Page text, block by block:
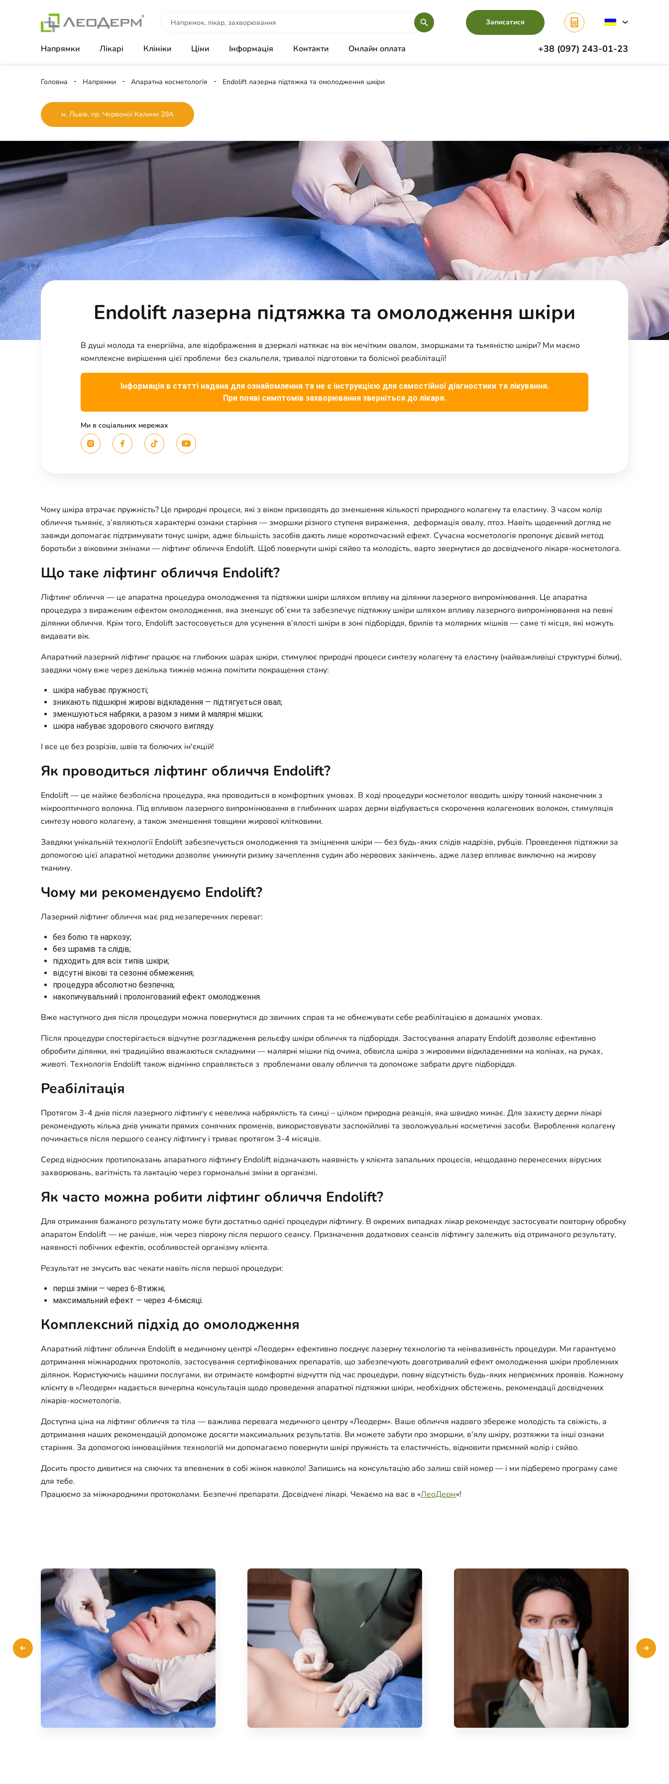
Записатися
Напрямки Лікарі Клініки Ціни Інформація Контакти Онлайн оплата +38 (097) 243-01-23
Головна Напрямки Апаратна косметологія Endolift лазерна підтяжка та омолодження шкіри
м. Львів, пр. Червоної Калини 29А
Endolift лазерна підтяжка та омолодження шкіри
В душі молода та енергійна, але відображення в дзеркалі натякає на вік нечітким овалом, зморшками та тьмяністю шкіри? Ми маємо
комплексне вирішення цієї проблеми без скальпеля, тривалої підготовки та болісної реабілітації!
Інформація в статті надана для ознайомлення та не є інструкцією для самостійної діагностики та лікування.
При появі симптомів захворювання зверніться до лікаря.
Ми в соціальних мережах
Чому шкіра втрачає пружність? Це природні процеси, які з віком призводять до зменшення кількості природного колагену та еластину. З часом колір
обличчя тьмяніє, з’являються характерні ознаки старіння — зморшки різного ступеня вираження, деформація овалу, птоз. Навіть щоденний догляд не
завжди допомагає підтримувати тонус шкіри, адже більшість засобів дають лише короткочасний ефект. Сучасна косметологія пропонує дієвий метод
боротьби з віковими змінами — ліфтинг обличчя Endolift. Щоб повернути шкірі сяйво та молодість, варто звернутися до досвідченого лікаря-косметолога.
Що таке ліфтинг обличчя Endolift?
Ліфтинг обличчя — це апаратна процедура омолодження та підтяжки шкіри шляхом впливу на ділянки лазерного випромінювання. Це апаратна
процедура з вираженим ефектом омолодження, яка зменшує обʼєми та забезпечує підтяжку шкіри шляхом впливу лазерного випромінювання на певні
ділянки обличчя. Крім того, Endolift застосовується для усунення в’ялості шкіри в зоні підборіддя, брилів та молярних мішків — саме ті місця, які можуть
видавати вік.
Апаратний лазерний ліфтинг працює на глибоких шарах шкіри, стимулює природні процеси синтезу колагену та еластину (найважливіші структурні білки),
завдяки чому вже через декілька тижнів можна помітити покращення стану:
шкіра набуває пружності;
зникають підшкірні жирові відкладення — підтягується овал;
зменшуються набряки, а разом з ними й малярні мішки;
шкіра набуває здорового сяючого вигляду.
І все це без розрізів, швів та болючих ін'єкцій!
Як проводиться ліфтинг обличчя Endolift?
Endolift — це майже безболісна процедура, яка проводиться в комфортних умовах. В ході процедури косметолог вводить шкіру тонкий наконечник з
мікрооптичного волокна. Під впливом лазерного випромінювання в глибинних шарах дерми відбувається скорочення колагенових волокон, стимуляція
синтезу нового колагену, а також зменшення товщини жирової клітковини.
Завдяки унікальній технології Endolift забезпечується омолодження та зміцнення шкіри — без будь-яких слідів надрізів, рубців. Проведення підтяжки за
допомогою цієї апаратної методики дозволяє уникнути ризику зачеплення судин або нервових закінчень, адже лазер впливає виключно на жирову
тканину.
Чому ми рекомендуємо Endolift?
Лазерний ліфтинг обличчя має ряд незаперечних переваг:
без болю та наркозу;
без шрамів та слідів;
підходить для всіх типів шкіри;
відсутні вікові та сезонні обмеження;
процедура абсолютно безпечна;
накопичувальний і пролонгований ефект омолодження.
Вже наступного дня після процедури можна повернутися до звичних справ та не обмежувати себе реабілітацією в домашніх умовах.
Після процедури спостерігається відчутне розгладження рельєфу шкіри обличчя та підборіддя. Застосування апарату Endolift дозволяє ефективно
обробити ділянки, які традиційно вважаються складними — малярні мішки під очима, обвисла шкіра з жировими відкладеннями на колінах, на руках,
животі. Технологія Endolift також відмінно справляється з проблемами овалу обличчя та допоможе забрати друге підборіддя.
Реабілітація
Протягом 3-4 днів після лазерного ліфтингу є невелика набряклість та синці – цілком природна реакція, яка швидко минає. Для захисту дерми лікарі
рекомендують кілька днів уникати прямих сонячних променів, використовувати заспокійливі та зволожувальні косметичні засоби. Вироблення колагену
починається після першого сеансу ліфтингу і триває протягом 3-4 місяців.
Серед відносних протипоказань апаратного ліфтингу Endolift відзначають наявність у клієнта запальних процесів, нещодавно перенесених вірусних
захворювань, вагітність та лактацію через гормональні зміни в організмі.
Як часто можна робити ліфтинг обличчя Endolift?
Для отримання бажаного результату може бути достатньо однієї процедури ліфтингу. В окремих випадках лікар рекомендує застосувати повторну обробку
апаратом Endolift — не раніше, ніж через півроку після першого сеансу. Призначення додаткових сеансів ліфтингу залежить від отриманого результату,
наявності побічних ефектів, особливостей організму клієнта.
Результат не змусить вас чекати навіть після першої процедури:
перші зміни — через 6-8тижні;
максимальний ефект — через 4-6місяці.
Комплексний підхід до омолодження
Апаратний ліфтинг обличчя Endolift в медичному центрі «Леодерм» ефективно поєднує лазерну технологію та неінвазивність процедури. Ми гарантуємо
дотримання міжнародних протоколів, застосування сертифікованих препаратів, що забезпечують довготривалий ефект омолодження шкіри проблемних
ділянок. Користуючись нашими послугами, ви отримаєте комфортні відчуття під час процедури, повну відсутність будь-яких неприємних проявів. Кожному
клієнту в «Леодерм» надається вичерпна консультація щодо проведення апаратної підтяжки шкіри, необхідних обстежень, рекомендації досвідчених
лікарів-косметологів.
Доступна ціна на ліфтинг обличчя та тіла — важлива перевага медичного центру «Леодерм». Ваше обличчя надовго збереже молодість та свіжість, а
дотримання наших рекомендацій допоможе досягти максимальних результатів. Ви можете забути про зморшки, в’ялу шкіру, розтяжки та інші ознаки
старіння. За допомогою інноваційних технологій ми допомагаємо повернути шкірі пружність та еластичність, відновити приємний колір і сяйво.
Досить просто дивитися на сяючих та впевнених в собі жінок навколо! Запишись на консультацію або залиш свій номер — і ми підберемо програму саме
для тебе.
Працюємо за міжнародними протоколами. Безпечні препарати. Досвідчені лікарі. Чекаємо на вас в «ЛеоДерм»!